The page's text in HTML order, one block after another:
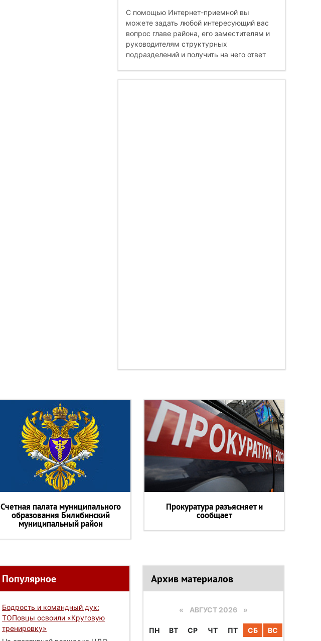
С помощью Интернет-приемной вы
можете задать любой интересующий вас
вопрос главе района, его заместителям и
руководителям структурных
подразделений и получить на него ответ
Счетная палата муниципального
образования Билибинский
муниципальный район
Прокуратура разъясняет и
сообщает
Популярное
Бодрость и командный дух:
ТОПовцы освоили «Круговую
тренировку»
Архив материалов
« АВГУСТ 2026 »
ПН ВТ СР ЧТ ПТ СБ ВС